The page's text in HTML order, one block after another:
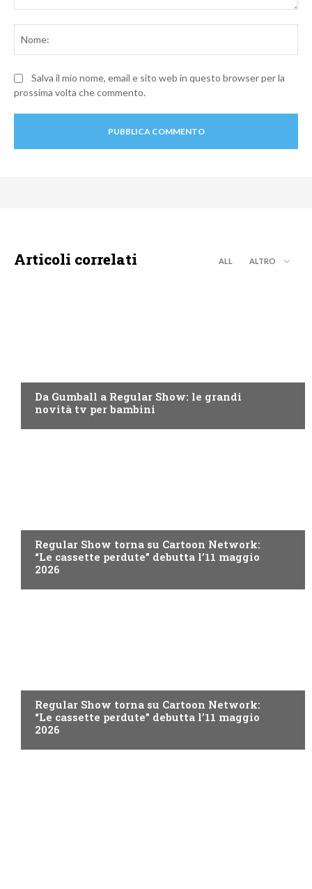
Salva il mio nome, email e sito web in questo browser per la
prossima volta che commento.
Articoli correlati ALL ALTRO
Da Gumball a Regular Show: le grandi
novità tv per bambini
Regular Show torna su Cartoon Network:
“Le cassette perdute” debutta l’11 maggio
2026
Regular Show torna su Cartoon Network:
“Le cassette perdute” debutta l’11 maggio
2026